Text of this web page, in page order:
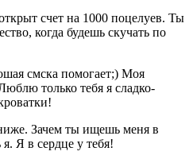
счет на 1000 поцелуев. Ты
когда будешь скучать по
смска помогает;) Моя
только тебя я сладко-
Зачем ты ищешь меня в
Я в сердце у тебя!